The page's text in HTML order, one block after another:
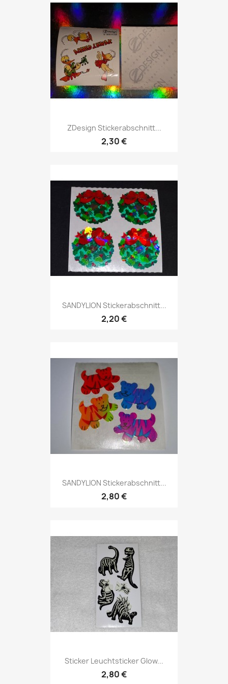
ZDesign Stickerabschnitt...
2,30 €
SANDYLION Stickerabschnitt...
2,20 €
SANDYLION Stickerabschnitt...
2,80 €
Sticker Leuchtsticker Glow...
2,80 €